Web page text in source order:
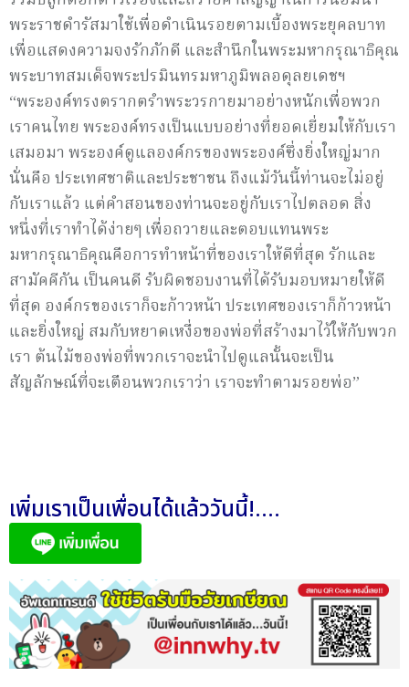
พระราชดำรัสมาใช้เพื่อดำเนินรอยตามเบื้องพระยุคลบาท
เพื่อแสดงความจงรักภักดี และสำนึกในพระมหากรุณาธิคุณ
พระบาทสมเด็จพระปรมินทรมหาภูมิพลอดุลยเดชฯ
“พระองค์ทรงตรากตรำพระวรกายมาอย่างหนักเพื่อพวก
เราคนไทย พระองค์ทรงเป็นแบบอย่างที่ยอดเยี่ยมให้กับเรา
เสมอมา พระองค์ดูแลองค์กรของพระองค์ซึ่งยิ่งใหญ่มาก
นั่นคือ ประเทศชาติและประชาชน ถึงแม้วันนี้ท่านจะไม่อยู่
กับเราแล้ว แต่คำสอนของท่านจะอยู่กับเราไปตลอด สิ่ง
หนึ่งที่เราทำได้ง่ายๆ เพื่อถวายและตอบแทนพระ
มหากรุณาธิคุณคือการทำหน้าที่ของเราให้ดีที่สุด รักและ
สามัคคีกัน เป็นคนดี รับผิดชอบงานที่ได้รับมอบหมายให้ดี
ที่สุด องค์กรของเราก็จะก้าวหน้า ประเทศของเราก็ก้าวหน้า
และยิ่งใหญ่ สมกับหยาดเหงื่อของพ่อที่สร้างมาไว้ให้กับพวก
เรา ต้นไม้ของพ่อที่พวกเราจะนำไปดูแลนั้นจะเป็น
สัญลักษณ์ที่จะเตือนพวกเราว่า เราจะทำตามรอยพ่อ”
เพิ่มเราเป็นเพื่อนได้แล้ววันนี้!....